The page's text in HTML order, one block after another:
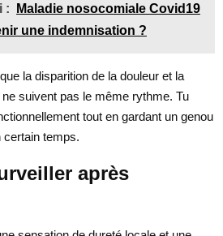
:
Maladie nosocomiale Covid19
une indemnisation ?
la disparition de la douleur et la
suivent pas le même rythme. Tu
tout en gardant un genou
certain temps.
après